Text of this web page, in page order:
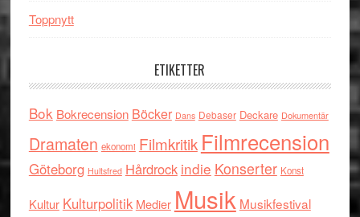
Toppnytt
ETIKETTER
Bok Bokrecension Böcker Dans Debaser Deckare Dokumentär
Dramaten ekonomi Filmkritik Filmrecension
Göteborg Hultsfred Hårdrock indie Konserter Konst
Kultur Kulturpolitik Medier Musik Musikfestival